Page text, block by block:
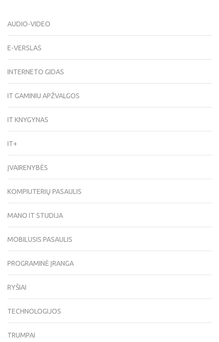
AUDIO-VIDEO
E-VERSLAS
INTERNETO GIDAS
IT GAMINIU APŽVALGOS
IT KNYGYNAS
IT+
ĮVAIRENYBĖS
KOMPIUTERIŲ PASAULIS
MANO IT STUDIJA
MOBILUSIS PASAULIS
PROGRAMINĖ ĮRANGA
RYŠIAI
TECHNOLOGIJOS
TRUMPAI